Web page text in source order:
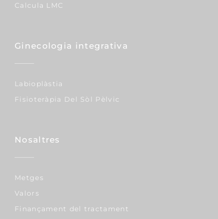
Calcula LMC
Ginecologia integrativa
Labioplàstia
Fisioteràpia Del Sòl Pèlvic
Nosaltres
Metges
Valors
Finançament del tractament